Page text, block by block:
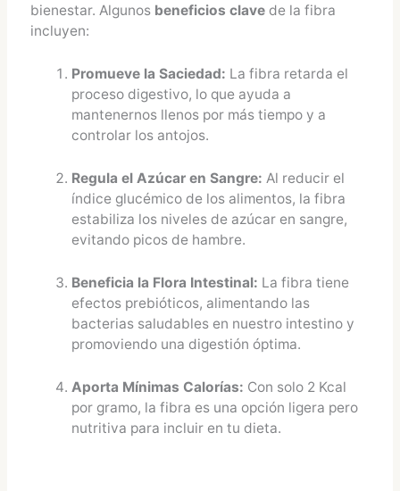
bienestar. Algunos beneficios clavede la fibra
incluyen:
Promueve la Saciedad: La fibra retarda el
proceso digestivo, lo que ayuda a
mantenernos llenos por más tiempo y a
controlar los antojos.
Regula el Azúcar en Sangre: Al reducir el
índice glucémico de los alimentos, la fibra
estabiliza los niveles de azúcar en sangre,
evitando picos de hambre.
Beneficia la Flora Intestinal: La fibra tiene
efectos prebióticos, alimentando las
bacterias saludables en nuestro intestino y
promoviendo una digestión óptima.
Aporta Mínimas Calorías: Con solo 2 Kcal
por gramo, la fibra es una opción ligera pero
nutritiva para incluir en tu dieta.